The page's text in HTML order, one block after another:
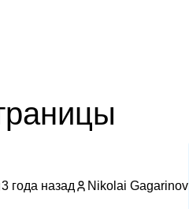
3 года назад Nikolai Gagarinov